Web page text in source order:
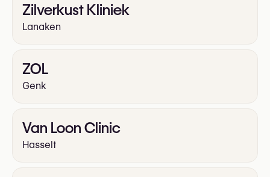
Zilverkust Kliniek
Lanaken
ZOL
Genk
Van Loon Clinic
Hasselt